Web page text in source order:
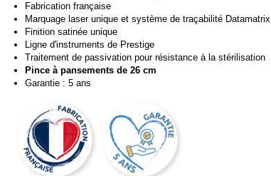
Fabrication française
Marquage laser unique et système de traçabilité Datamatrix
Finition satinée unique
Ligne d'instruments de Prestige
Traitement de passivation pour résistance à la stérilisation
Pince à pansements de 26 cm
Garantie : 5 ans